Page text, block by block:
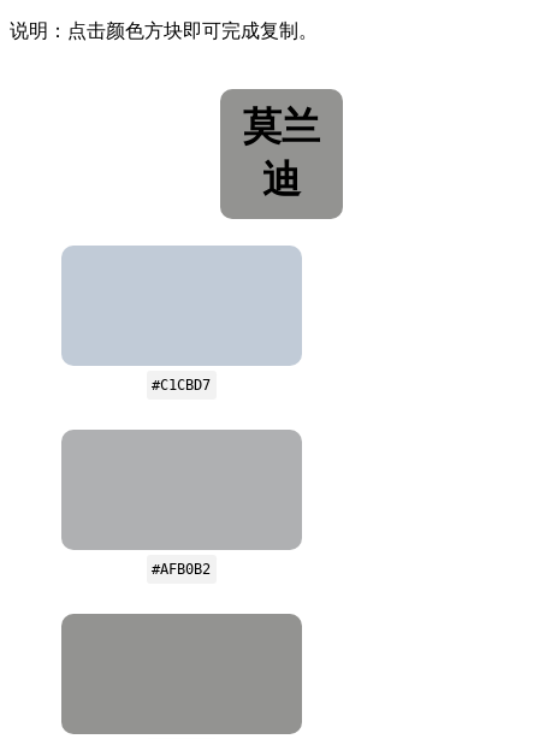
说明：点击颜色方块即可完成复制。
莫兰
迪
#C1CBD7
#AFB0B2